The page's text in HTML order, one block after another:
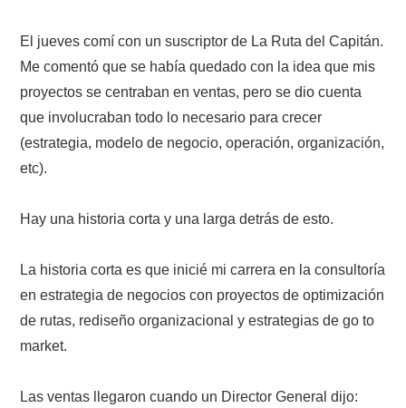
El jueves comí con un suscriptor de La Ruta del Capitán.
Me comentó que se había quedado con la idea que mis
proyectos se centraban en ventas, pero se dio cuenta
que involucraban todo lo necesario para crecer
(estrategia, modelo de negocio, operación, organización,
etc).
Hay una historia corta y una larga detrás de esto.
La historia corta es que inicié mi carrera en la consultoría
en estrategia de negocios con proyectos de optimización
de rutas, rediseño organizacional y estrategias de go to
market.
Las ventas llegaron cuando un Director General dijo: